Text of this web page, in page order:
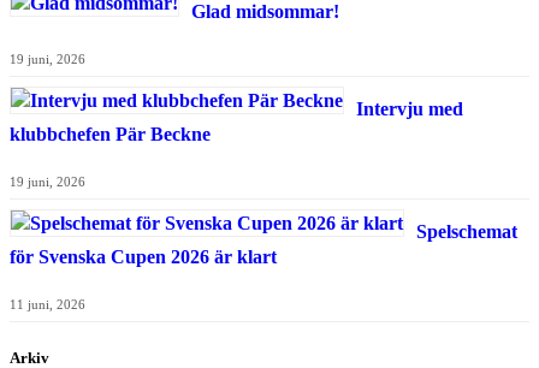
Glad midsommar!
19 juni, 2026
Intervju med
klubbchefen Pär Beckne
19 juni, 2026
Spelschemat
för Svenska Cupen 2026 är klart
11 juni, 2026
Arkiv